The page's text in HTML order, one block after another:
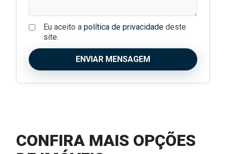
Eu aceito a política de privacidade deste
site.
ENVIAR MENSAGEM
CONFIRA MAIS OPÇÕES